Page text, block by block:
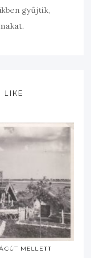
gyűjtik,
LIKE
MELLETT